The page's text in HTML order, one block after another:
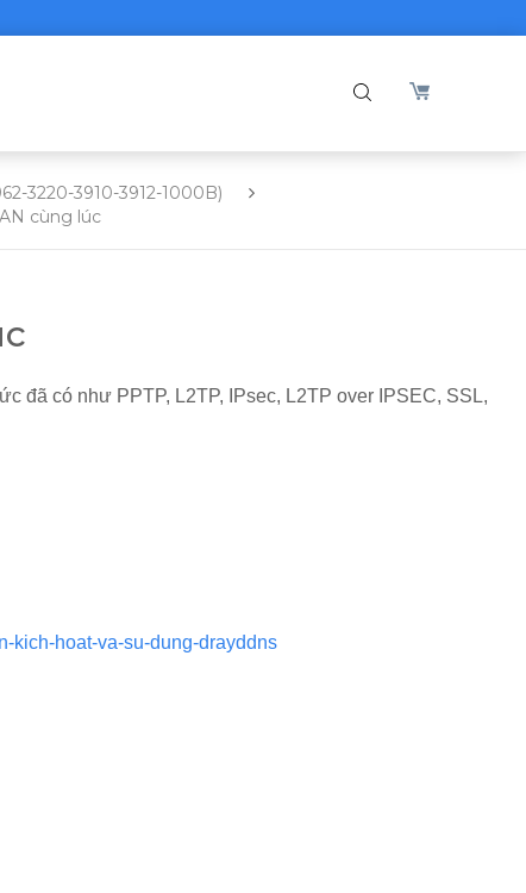
3220-3910-3912-1000B)
cùng lúc
đã có như PPTP, L2TP, IPsec, L2TP over IPSEC, SSL,
kich-hoat-va-su-dung-drayddns